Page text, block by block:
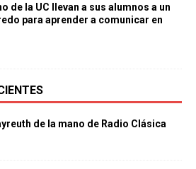
de la UC llevan a sus alumnos a un
para aprender a comunicar en
de la mano de Radio Clásica